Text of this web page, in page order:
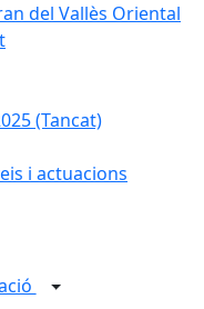
del Vallès Oriental
(Tancat)
i actuacions